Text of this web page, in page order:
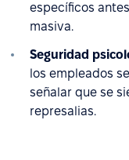
específicos
masiva.
Seguridad
los empleados
señalar que se
represalias.